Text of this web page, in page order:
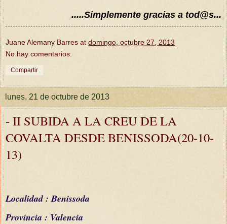
.....Simplemente gracias a tod@s...
Juane Alemany Barres at domingo, octubre 27, 2013
No hay comentarios:
Compartir
lunes, 21 de octubre de 2013
- II SUBIDA A LA CREU DE LA
COVALTA DESDE BENISSODA(20-10-
13)
Localidad : Benissoda
Provincia : Valencia